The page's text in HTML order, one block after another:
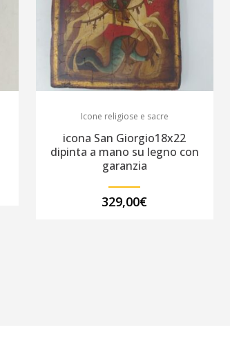
Icone religiose e sacre
icona San Giorgio18x22
dipinta a mano su legno con
garanzia
329,00€